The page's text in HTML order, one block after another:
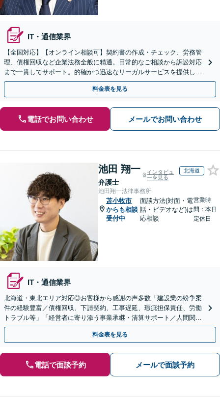
IT・通信業界
【全国対応】【オンライン相談可】契約書の作成・チェック、労務管
理、債権回収など企業法務全般に精通。日常的なご相談から訴訟対応
まで一貫してサポート。的確かつ迅速なリーガルサービスを提供しま
す。【初回相談無料】【休日・夜間相談可】
料金表を見る
電話でお問い合わせ メールでお問い合わせ
池田 翔一
弁護士
インタビュ
ーを見る
北海道
池田翔一法律事務所
苫小牧市
からも相談
受付中
面談方法(対面・電
話・ビデオなど)は
応相談
営業時
間：本日
定休日
IT・通信業界
北海道・東北エリア対応◎お客様から感謝の声多数「建設業の紛争案
件の経験豊富／債権回収、下請契約、工事遅延、瑕疵担保責任、労働
トラブル等」「経営者に寄り添う事業承継・清算サポート／人間関係
を含め総合的アドバイス」顧問契約／WEB面談／夜間相談
料金表を見る
電話で面談予約 メールで面談予約